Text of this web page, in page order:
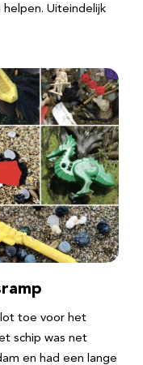
Uiteindelijk
toe voor het
schip was net
en had een lange